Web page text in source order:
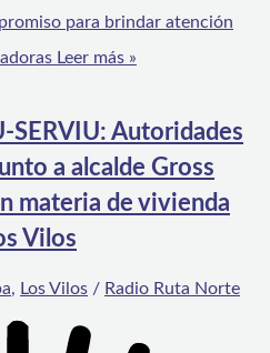
para brindar atención
Leer más »
SERVIU: Autoridades
a alcalde Gross
materia de vivienda
Vilos
, Los Vilos / Radio Ruta Norte